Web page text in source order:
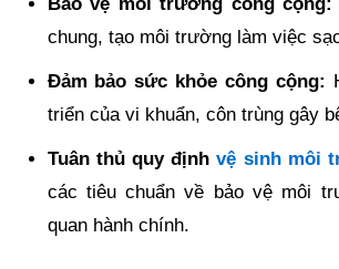
chung, tạo môi trường làm việc
Đảm bảo sức khỏe công cộng:
triển của vi khuẩn, côn trùng gây
Tuân thủ quy địnhvệ sinh môi
các tiêu chuẩn về bảo vệ môi
quan hành chính.